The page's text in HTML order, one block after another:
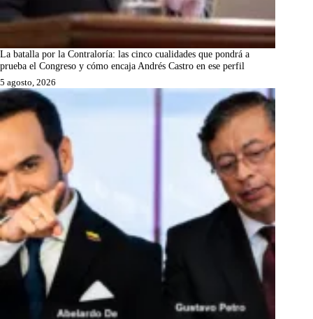
La batalla por la Contraloría: las cinco cualidades que pondrá a
prueba el Congreso y cómo encaja Andrés Castro en ese perfil
5 agosto, 2026